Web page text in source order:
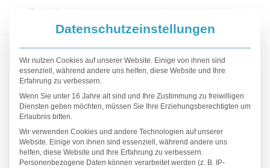
Ä B D E F G H I K L M N P R
S T U
Ba Be Bo Br
Beratung
Datenschutzeinstellungen
Wir nutzen Cookies auf unserer Website. Einige von ihnen sind
essenziell, während andere uns helfen, diese Website und Ihre
Erfahrung zu verbessern.
Wenn Sie unter 16 Jahre alt sind und Ihre Zustimmung zu freiwilligen
Diensten geben möchten, müssen Sie Ihre Erziehungsberechtigten um
Erlaubnis bitten.
Wir verwenden Cookies und andere Technologien auf unserer
Website. Einige von ihnen sind essenziell, während andere uns
helfen, diese Website und Ihre Erfahrung zu verbessern.
Personenbezogene Daten können verarbeitet werden (z. B. IP-